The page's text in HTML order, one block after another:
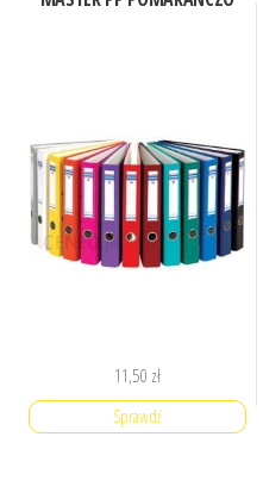
11,50 zł
Sprawdź